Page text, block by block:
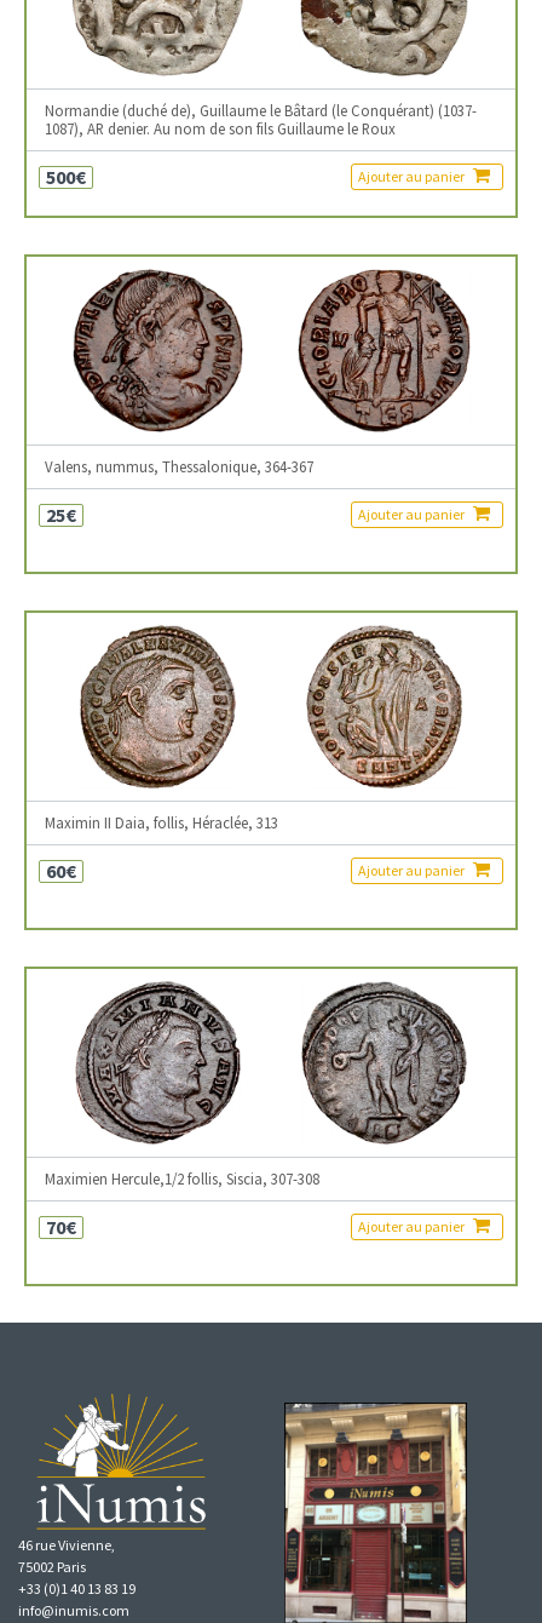
Normandie (duché de), Guillaume le Bâtard (le Conquérant) (1037-
1087), AR denier. Au nom de son fils Guillaume le Roux
500€ Ajouter au panier
Valens, nummus, Thessalonique, 364-367
25€ Ajouter au panier
Maximin II Daia, follis, Héraclée, 313
60€ Ajouter au panier
Maximien Hercule,1/2 follis, Siscia, 307-308
70€ Ajouter au panier
46 rue Vivienne,
75002 Paris
+33 (0)1 40 13 83 19
info@inumis.com